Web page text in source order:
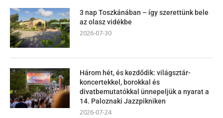
3 nap Toszkánában – így szerettünk bele
az olasz vidékbe
2026-07-30
Három hét, és kezdődik: világsztár-
koncertekkel, borokkal és
divatbemutatókkal ünnepeljük a nyarat a
14. Paloznaki Jazzpikniken
2026-07-24